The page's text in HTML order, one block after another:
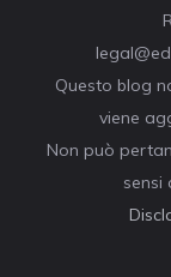
Questo blog
viene
Non può
sensi